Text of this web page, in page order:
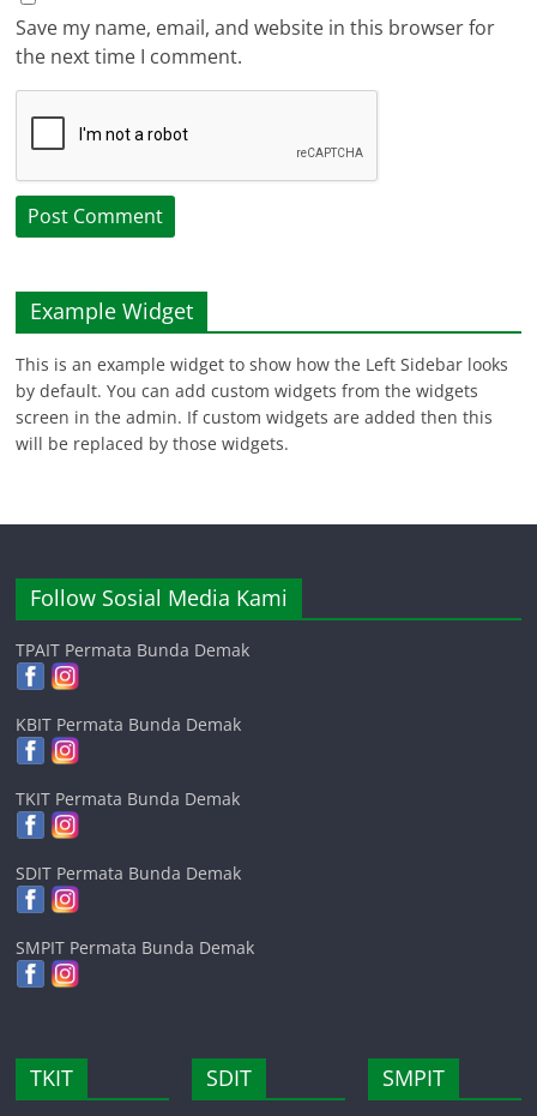
Save my name, email, and website in this browser for
the next time I comment.
Example Widget
This is an example widget to show how the Left Sidebar looks
by default. You can add custom widgets from the widgets
screen in the admin. If custom widgets are added then this
will be replaced by those widgets.
Follow Sosial Media Kami
TPAIT Permata Bunda Demak
KBIT Permata Bunda Demak
TKIT Permata Bunda Demak
SDIT Permata Bunda Demak
SMPIT Permata Bunda Demak
TKIT SDIT SMPIT